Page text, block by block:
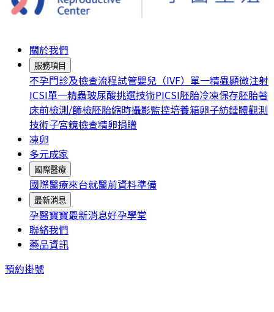
關於我們
服務項目
不孕門診及檢查流程試管嬰兒（IVF） 單一精蟲顯微注射
ICSI單一精蟲玻尿酸挑選技術PICSI胚胎冷凍保存胚胎著
床前檢測/篩檢胚胎縮時攝影監控培養箱卵子紡錘體觀測
技術子宮鏡檢查精卵捐贈
凍卵
多元成家
國際醫療
國際醫療來台就醫前資料準備
最新消息
孕醫寶寶最新消息好孕學堂
聯絡我們
藥品資訊
預約掛號